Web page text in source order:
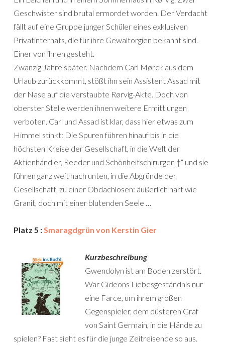
Geschwister sind brutal ermordet worden. Der Verdacht
fällt auf eine Gruppe junger Schüler eines exklusiven
Privatinternats, die für ihre Gewaltorgien bekannt sind.
Einer von ihnen gesteht.
Zwanzig Jahre später. Nachdem Carl Mørck aus dem
Urlaub zurückkommt, stößt ihn sein Assistent Assad mit
der Nase auf die verstaubte Rørvig-Akte. Doch von
oberster Stelle werden ihnen weitere Ermittlungen
verboten. Carl und Assad ist klar, dass hier etwas zum
Himmel stinkt: Die Spuren führen hinauf bis in die
höchsten Kreise der Gesellschaft, in die Welt der
Aktienhändler, Reeder und Schönheitschirurgen †“ und sie
führen ganz weit nach unten, in die Abgründe der
Gesellschaft, zu einer Obdachlosen: äußerlich hart wie
Granit, doch mit einer blutenden Seele …
Platz 5 :Smaragdgrün von Kerstin Gier
Kurzbeschreibung
Gwendolyn ist am Boden zerstört.
War Gideons Liebesgeständnis nur
eine Farce, um ihrem großen
Gegenspieler, dem düsteren Graf
von Saint Germain, in die Hände zu
spielen? Fast sieht es für die junge Zeitreisende so aus.